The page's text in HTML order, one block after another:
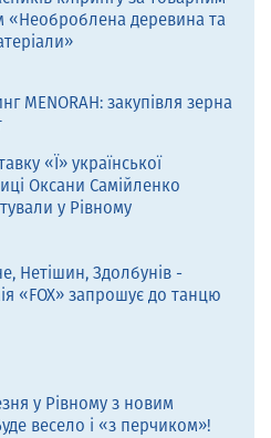
«Необроблена деревина та
MENORAH: закупівля зерна
«Ї» української
Оксани Самійленко
у Рівному
Нетішин, Здолбунів -
«FOX» запрошує до танцю
у Рівному з новим
весело і «з перчиком»!